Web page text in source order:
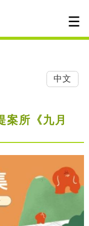
中文
案所《九月